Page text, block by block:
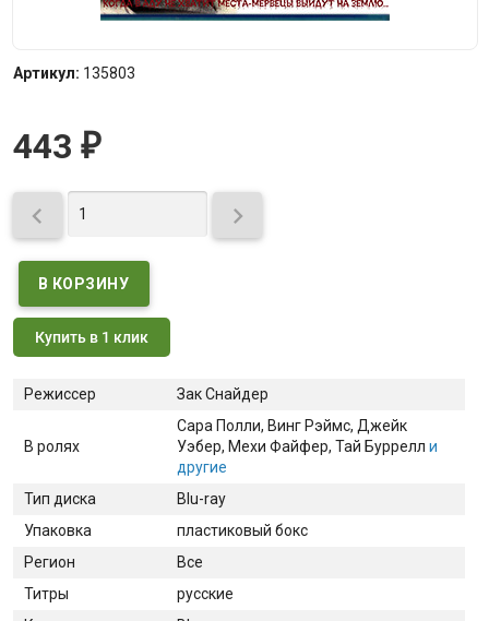
Артикул: 135803
443 ₽
 
Купить в 1 клик
Режиссер Зак Снайдер
В ролях
Сара Полли, Винг Рэймс, Джейк
Уэбер, Мехи Файфер, Тай Буррелл и
другие
Тип диска
Blu-ray
Упаковка
пластиковый бокс
Регион
Все
Титры
русские